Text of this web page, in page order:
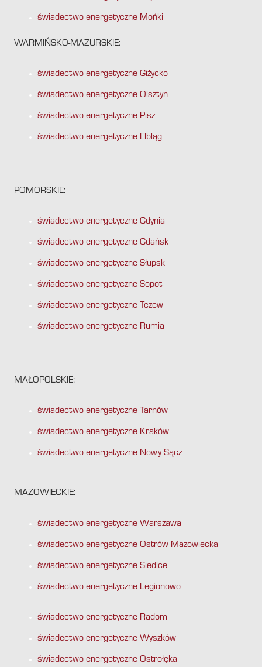
świadectwo energetyczne Mońki
WARMIŃSKO-MAZURSKIE:
świadectwo energetyczne Giżycko
świadectwo energetyczne Olsztyn
świadectwo energetyczne Pisz
świadectwo energetyczne Elbląg
POMORSKIE:
świadectwo energetyczne Gdynia
świadectwo energetyczne Gdańsk
świadectwo energetyczne Słupsk
świadectwo energetyczne Sopot
świadectwo energetyczne Tczew
świadectwo energetyczne Rumia
MAŁOPOLSKIE:
świadectwo energetyczne Tarnów
świadectwo energetyczne Kraków
świadectwo energetyczne Nowy Sącz
MAZOWIECKIE:
świadectwo energetyczne Warszawa
świadectwo energetyczne Ostrów Mazowiecka
świadectwo energetyczne Siedlce
świadectwo energetyczne Legionowo
świadectwo energetyczne Radom
świadectwo energetyczne Wyszków
świadectwo energetyczne Ostrołęka